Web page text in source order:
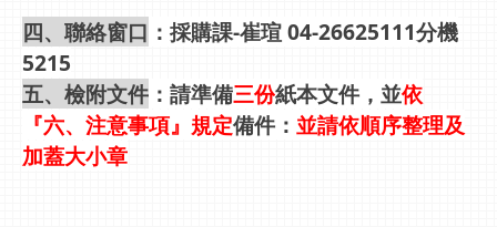
四、聯絡窗口 ：採購課-崔瑄 04-26625111分機
5215
五、檢附文件 ：請準備三份紙本文件，並依
『六、注意事項』規定備件： 並請依順序整理及
加蓋大小章